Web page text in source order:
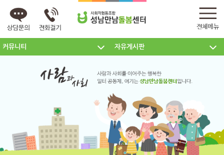
커뮤니티 자유게시판